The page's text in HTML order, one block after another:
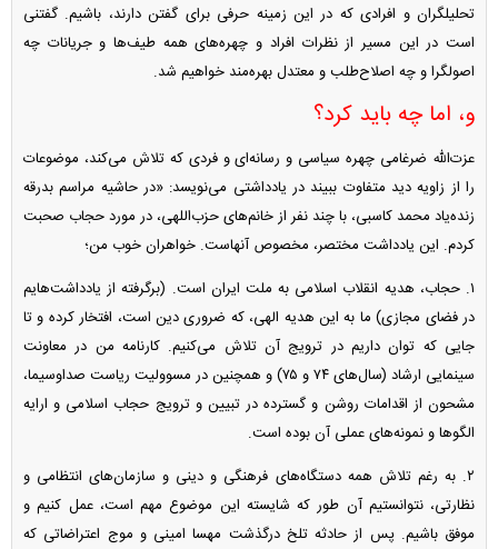
تحلیلگران و افرادی که در این زمینه حرفی برای گفتن دارند، باشیم. گفتنی
است در این مسیر از نظرات افراد و چهره‌های همه طیف‌ها و جریانات چه
اصولگرا و چه اصلاح‌طلب و معتدل بهره‌مند خواهیم شد.
و، اما چه باید کرد؟
عزت‌الله ضرغامی چهره سیاسی و رسانه‌ای و فردی که تلاش می‌کند، موضوعات
را از زاویه دید متفاوت ببیند در یادداشتی می‌نویسد: «در حاشیه مراسم بدرقه
زنده‌یاد محمد کاسبی، با چند نفر از خانم‌های حزب‌اللهی، در مورد حجاب صحبت
کردم. این یادداشت مختصر، مخصوص آنهاست. خواهران خوب من؛
۱. حجاب، هدیه انقلاب اسلامی به ملت ایران است. (برگرفته از یادداشت‌هایم
در فضای مجازی) ما به این هدیه الهی، که ضروری دین است، افتخار کرده و تا
جایی که توان داریم در ترویج آن تلاش می‌کنیم. کارنامه من در معاونت
سینمایی ارشاد (سال‌های ۷۴ و ۷۵) و همچنین در مسوولیت ریاست صداوسیما،
مشحون از اقدامات روشن و گسترده در تبیین و ترویج حجاب اسلامی و ارایه
الگو‌ها و نمونه‌های عملی آن بوده است.
۲. به رغم تلاش همه دستگاه‌های فرهنگی و دینی و سازمان‌های انتظامی و
نظارتی، نتوانستیم آن طور که شایسته این موضوع مهم است، عمل کنیم و
موفق باشیم. پس از حادثه تلخ درگذشت مهسا امینی و موج اعتراضاتی که